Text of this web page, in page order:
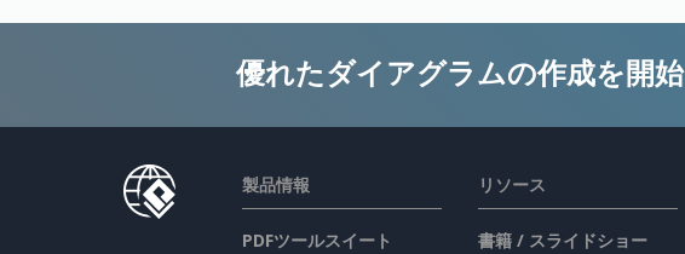
優れたダイアグラムの作成を開始
製品情報
PDFツールスイート
リソース
書籍 / スライドショー